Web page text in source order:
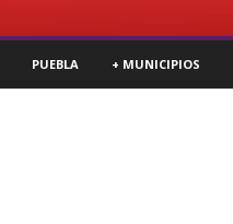
PUEBLA + MUNICIPIOS